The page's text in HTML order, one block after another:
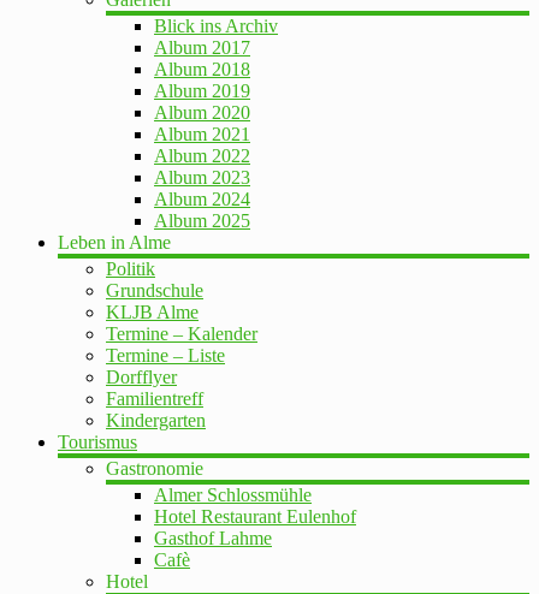
Blick ins Archiv
Album 2017
Album 2018
Album 2019
Album 2020
Album 2021
Album 2022
Album 2023
Album 2024
Album 2025
Leben in Alme
Politik
Grundschule
KLJB Alme
Termine – Kalender
Termine – Liste
Dorfflyer
Familientreff
Kindergarten
Tourismus
Gastronomie
Almer Schlossmühle
Hotel Restaurant Eulenhof
Gasthof Lahme
Cafè
Hotel